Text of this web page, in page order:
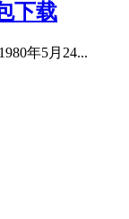
下载
年5月24...